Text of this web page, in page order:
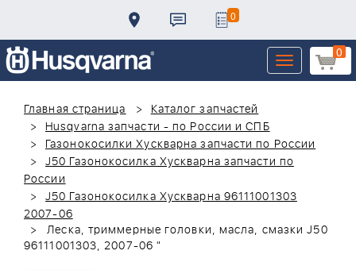
0
0
Toggle
navigation
Главная страница
Каталог запчастей
Husqvarna запчасти - по России и СПБ
Газонокосилки Хускварна запчасти по России
J50 Газонокосилка Хускварна запчасти по
России
J50 Газонокосилка Хускварна 96111001303
2007-06
Леска, триммерные головки, масла, смазки J50
96111001303, 2007-06 "